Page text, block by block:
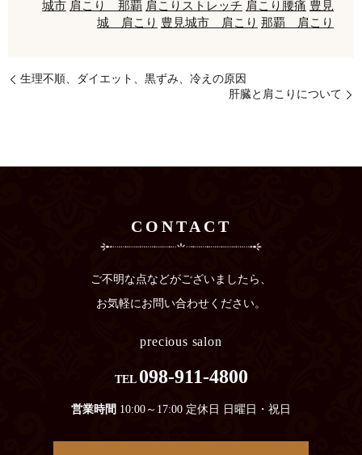
城市 肩こり 那覇 肩こりストレッチ 肩こり腰痛 豊見
城 肩こり 豊見城市 肩こり 那覇 肩こり
生理不順、ダイエット、黒ずみ、冷えの原因
肝臓と肩こりについて
CONTACT
ご不明な点などがございましたら、
お気軽にお問い合わせください。
precious salon
TEL 098-911-4800
営業時間 10:00～17:00 定休日 日曜日・祝日